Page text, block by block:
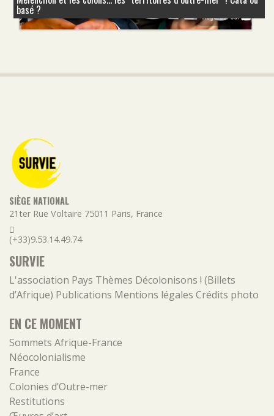
basé ?
SIÈGE NATIONAL
21ter Rue Voltaire 75011 Paris, France
(+33)9.53.14.49.74
SURVIE
L'association Pays Thèmes Décolonisons ! (Billets
d’Afrique) Publications Mentions légales Crédits photo
EN CE MOMENT
Sommets Afrique-France
Néocolonialisme
France
Colonies d’Outre-mer
Restitutions